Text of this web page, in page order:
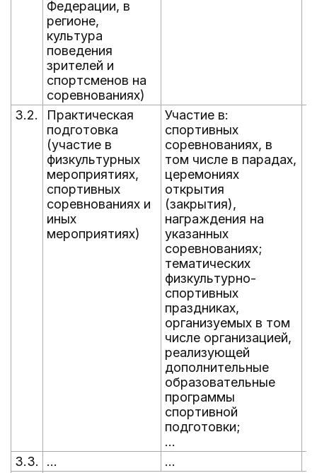
Федерации, в
регионе,
культура
поведения
зрителей и
спортсменов на
соревнованиях)
3.2.
Практическая
подготовка
(участие в
физкультурных
мероприятиях,
спортивных
соревнованиях и
иных
мероприятиях)
Участие в:
спортивных
соревнованиях, в
том числе в парадах,
церемониях
открытия
(закрытия),
награждения на
указанных
соревнованиях;
тематических
физкультурно-
спортивных
праздниках,
организуемых в том
числе организацией,
реализующей
дополнительные
образовательные
программы
спортивной
подготовки;
...
3.3. ... ...